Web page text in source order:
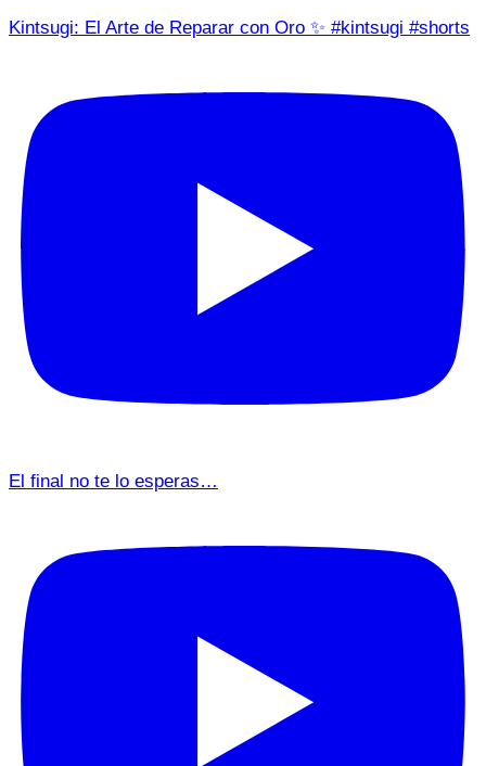
Kintsugi: El Arte de Reparar con Oro ✨ #kintsugi #shorts
El final no te lo esperas…